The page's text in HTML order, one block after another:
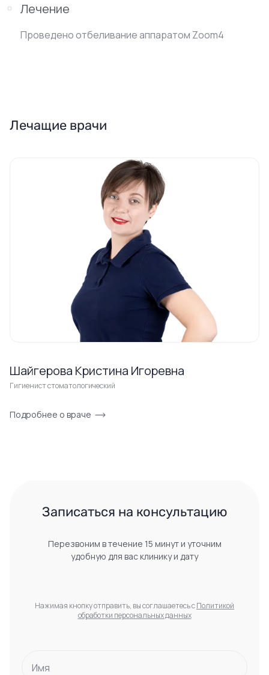
Лечение
Проведено отбеливание аппаратом Zoom4
Лечащие врачи
Шайгерова Кристина Игоревна
Гигиенист стоматологический
Подробнее о враче
Записаться на консультацию
Перезвоним в течение 15 минут и уточним
удобную для вас клинику и дату
Нажимая кнопку отправить, вы соглашаетесь сПолитикой
обработки персональных данных
Имя